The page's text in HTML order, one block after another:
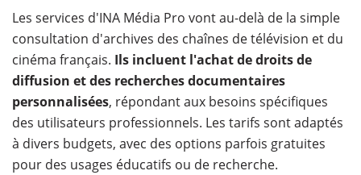
Les services d'INA Média Pro vont au-delà de la simple
consultation d'archives des chaînes de télévision et du
cinéma français. Ils incluent l'achat de droits de
diffusion et des recherches documentaires
personnalisées, répondant aux besoins spécifiques
des utilisateurs professionnels. Les tarifs sont adaptés
à divers budgets, avec des options parfois gratuites
pour des usages éducatifs ou de recherche.